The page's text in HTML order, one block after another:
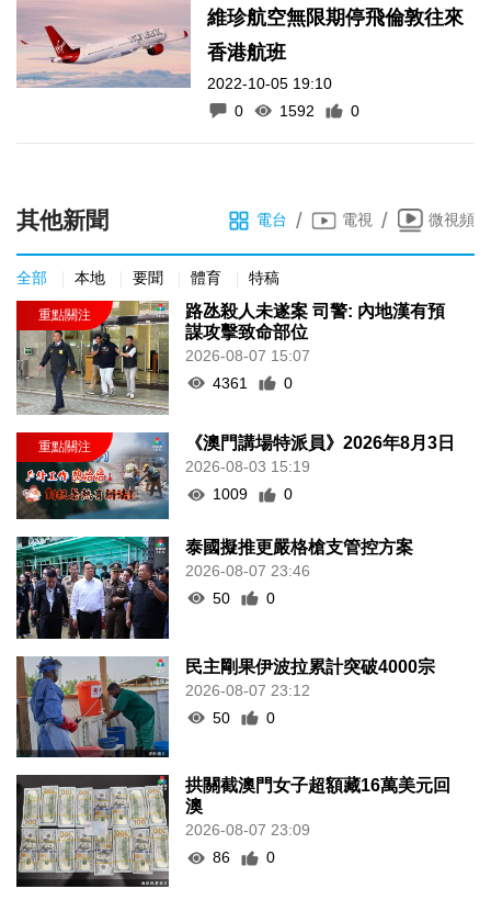
維珍航空無限期停飛倫敦往來
香港航班
2022-10-05 19:10
0
1592 0
其他新聞 電台 / 電視 / 微視頻
全部 本地 要聞 體育 特稿
路氹殺人未遂案 司警: 內地漢有預
謀攻擊致命部位
2026-08-07 15:07
4361
0
《澳門講場特派員》2026年8月3日
2026-08-03 15:19
1009
0
泰國擬推更嚴格槍支管控方案
2026-08-07 23:46
50
0
民主剛果伊波拉累計突破4000宗
2026-08-07 23:12
50
0
拱關截澳門女子超額藏16萬美元回
澳
2026-08-07 23:09
86
0